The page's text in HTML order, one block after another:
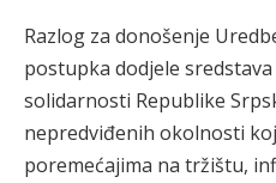
Razlog za donošenje
postupka dodjele
solidarnosti Republike
nepredviđenih okolnosti
poremećajima na tržištu,